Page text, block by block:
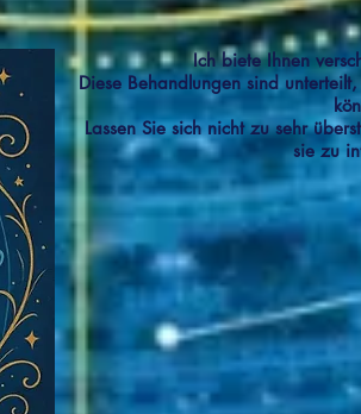
Ich biete Ihnen
Diese Behandlungen sind
Lassen Sie sich nicht zu sehr
sie zu